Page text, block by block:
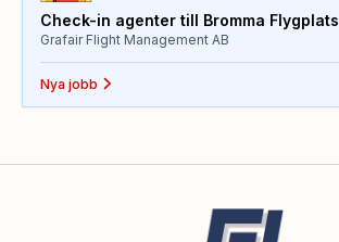
Check-in agenter till Bromma Flygplats
Grafair Flight Management AB
Nya jobb